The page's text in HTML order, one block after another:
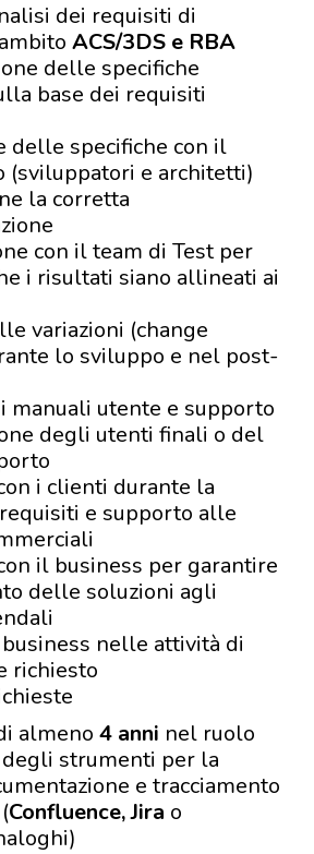
dei requisiti di
ACS/3DS e RBA
delle specifiche
base dei requisiti
delle specifiche con il
(sviluppatori e architetti)
la corretta
con il team di Test per
i risultati siano allineati ai
variazioni (change
lo sviluppo e nel post-
manuali utente e supporto
degli utenti finali o del
i clienti durante la
e supporto alle
il business per garantire
delle soluzioni agli
nelle attività di
richiesto
almeno 4 anni nel ruolo
degli strumenti per la
e tracciamento
Confluence, Jira o